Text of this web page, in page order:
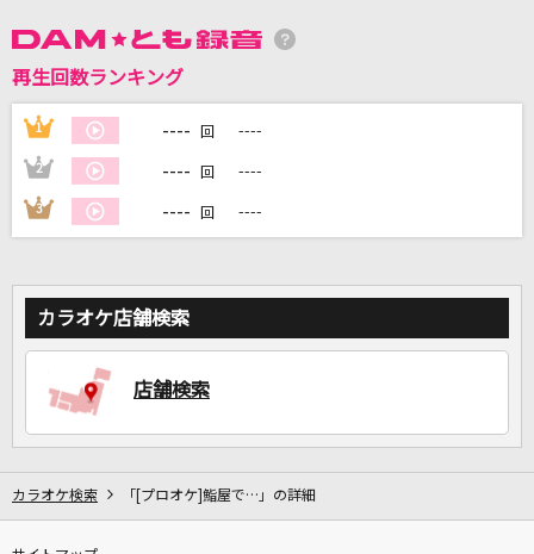
再生回数ランキング
1 ---- 回 ----
2 ---- 回 ----
3 ---- 回 ----
カラオケ店舗検索
店舗検索
カラオケ検索 「[プロオケ]鮨屋で…」の詳細